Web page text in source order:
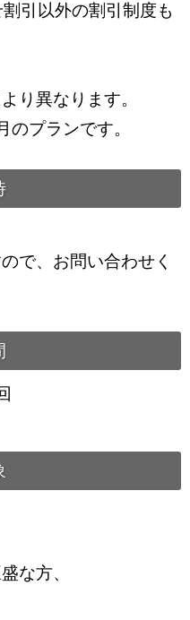
引以外の割引制度も
り異なります。
プランです。
で、お問い合わせく
な方、